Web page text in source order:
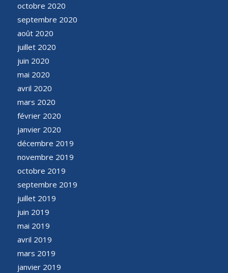
octobre 2020
septembre 2020
août 2020
juillet 2020
juin 2020
mai 2020
avril 2020
mars 2020
février 2020
janvier 2020
décembre 2019
novembre 2019
octobre 2019
septembre 2019
juillet 2019
juin 2019
mai 2019
avril 2019
mars 2019
janvier 2019